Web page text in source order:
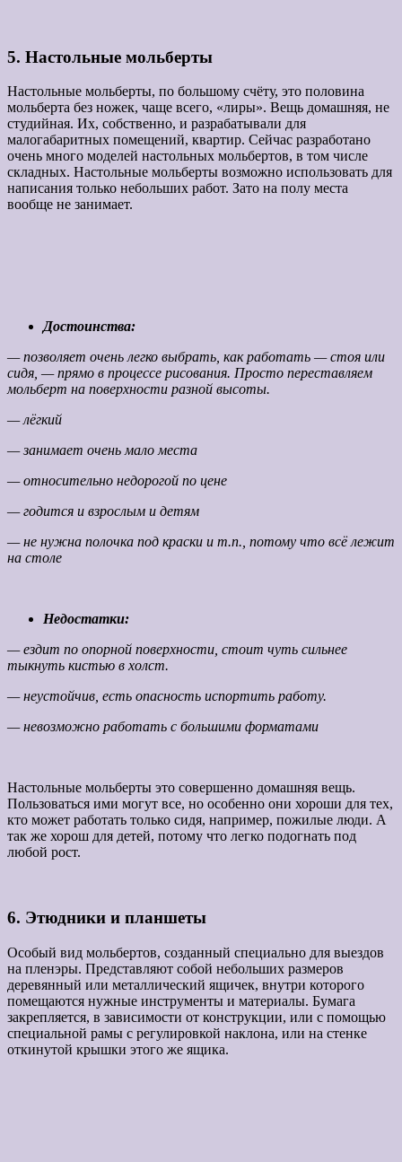
5. Настольные мольберты
Настольные мольберты, по большому счёту, это половина
мольберта без ножек, чаще всего, «лиры». Вещь домашняя, не
студийная. Их, собственно, и разрабатывали для
малогабаритных помещений, квартир. Сейчас разработано
очень много моделей настольных мольбертов, в том числе
складных. Настольные мольберты возможно использовать для
написания только небольших работ. Зато на полу места
вообще не занимает.
Достоинства:
— позволяет очень легко выбрать, как работать — стоя или
сидя, — прямо в процессе рисования. Просто переставляем
мольберт на поверхности разной высоты.
— лёгкий
— занимает очень мало места
— относительно недорогой по цене
— годится и взрослым и детям
— не нужна полочка под краски и т.п., потому что всё лежит
на столе
Недостатки:
— ездит по опорной поверхности, стоит чуть сильнее
тыкнуть кистью в холст.
— неустойчив, есть опасность испортить работу.
— невозможно работать с большими форматами
Настольные мольберты это совершенно домашняя вещь.
Пользоваться ими могут все, но особенно они хороши для тех,
кто может работать только сидя, например, пожилые люди. А
так же хорош для детей, потому что легко подогнать под
любой рост.
6. Этюдники и планшеты
Особый вид мольбертов, созданный специально для выездов
на пленэры. Представляют собой небольших размеров
деревянный или металлический ящичек, внутри которого
помещаются нужные инструменты и материалы. Бумага
закрепляется, в зависимости от конструкции, или с помощью
специальной рамы с регулировкой наклона, или на стенке
откинутой крышки этого же ящика.